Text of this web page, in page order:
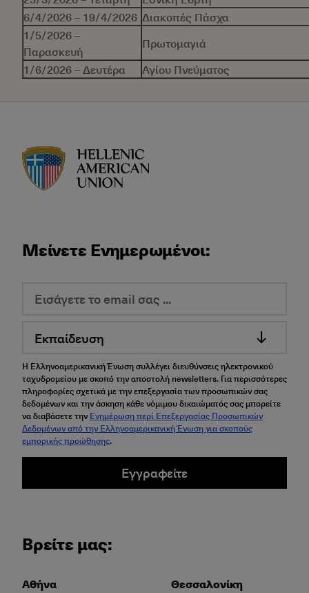
6/4/2026 – 19/4/2026 Διακοπές Πάσχα
1/5/2026 –
Παρασκευή
Πρωτομαγιά
1/6/2026 – Δευτέρα
Αγίου Πνεύματος
Μείνετε Ενημερωμένοι:
Εκπαίδευση
Η Ελληνοαμερικανική Ένωση συλλέγει διευθύνσεις ηλεκτρονικού
ταχυδρομείου με σκοπό την αποστολή newsletters. Για περισσότερες
πληροφορίες σχετικά με την επεξεργασία των προσωπικών σας
δεδομένων και την άσκηση κάθε νόμιμου δικαιώματός σας μπορείτε
να διαβάσετε την Ενημέρωση περί Επεξεργασίας Προσωπικών
Δεδομένων από την Ελληνοαμερικανική Ένωση για σκοπούς
εμπορικής προώθησης.
Εγγραφείτε
Βρείτε μας:
Αθήνα
Θεσσαλονίκη